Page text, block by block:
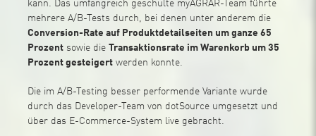
kann. Das umfangreich geschulte myAGRAR-Team führte
mehrere A/B-Tests durch, bei denen unter anderem die
Conversion-Rate auf Produktdetailseiten um ganze 65
Prozent sowie dieTransaktionsrate im Warenkorb um 35
Prozent gesteigert werden konnte.
Die im A/B-Testing besser performende Variante wurde
durch das Developer-Team von dotSource umgesetzt und
über das E-Commerce-System live gebracht.